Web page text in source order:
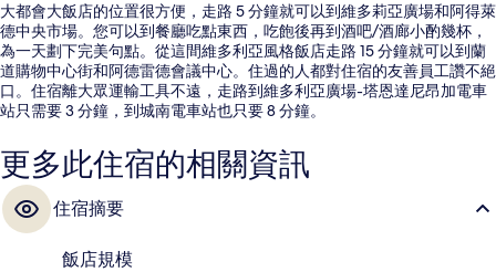
大都會大飯店的位置很方便，走路 5 分鐘就可以到維多莉亞廣場和阿得萊
德中央市場。您可以到餐廳吃點東西，吃飽後再到酒吧/酒廊小酌幾杯，
為一天劃下完美句點。從這間維多利亞風格飯店走路 15 分鐘就可以到蘭
道購物中心街和阿德雷德會議中心。住過的人都對住宿的友善員工讚不絕
口。住宿離大眾運輸工具不遠，走路到維多利亞廣場-塔恩達尼昂加電車
站只需要 3 分鐘，到城南電車站也只要 8 分鐘。
更多此住宿的相關資訊
住宿摘要
飯店規模